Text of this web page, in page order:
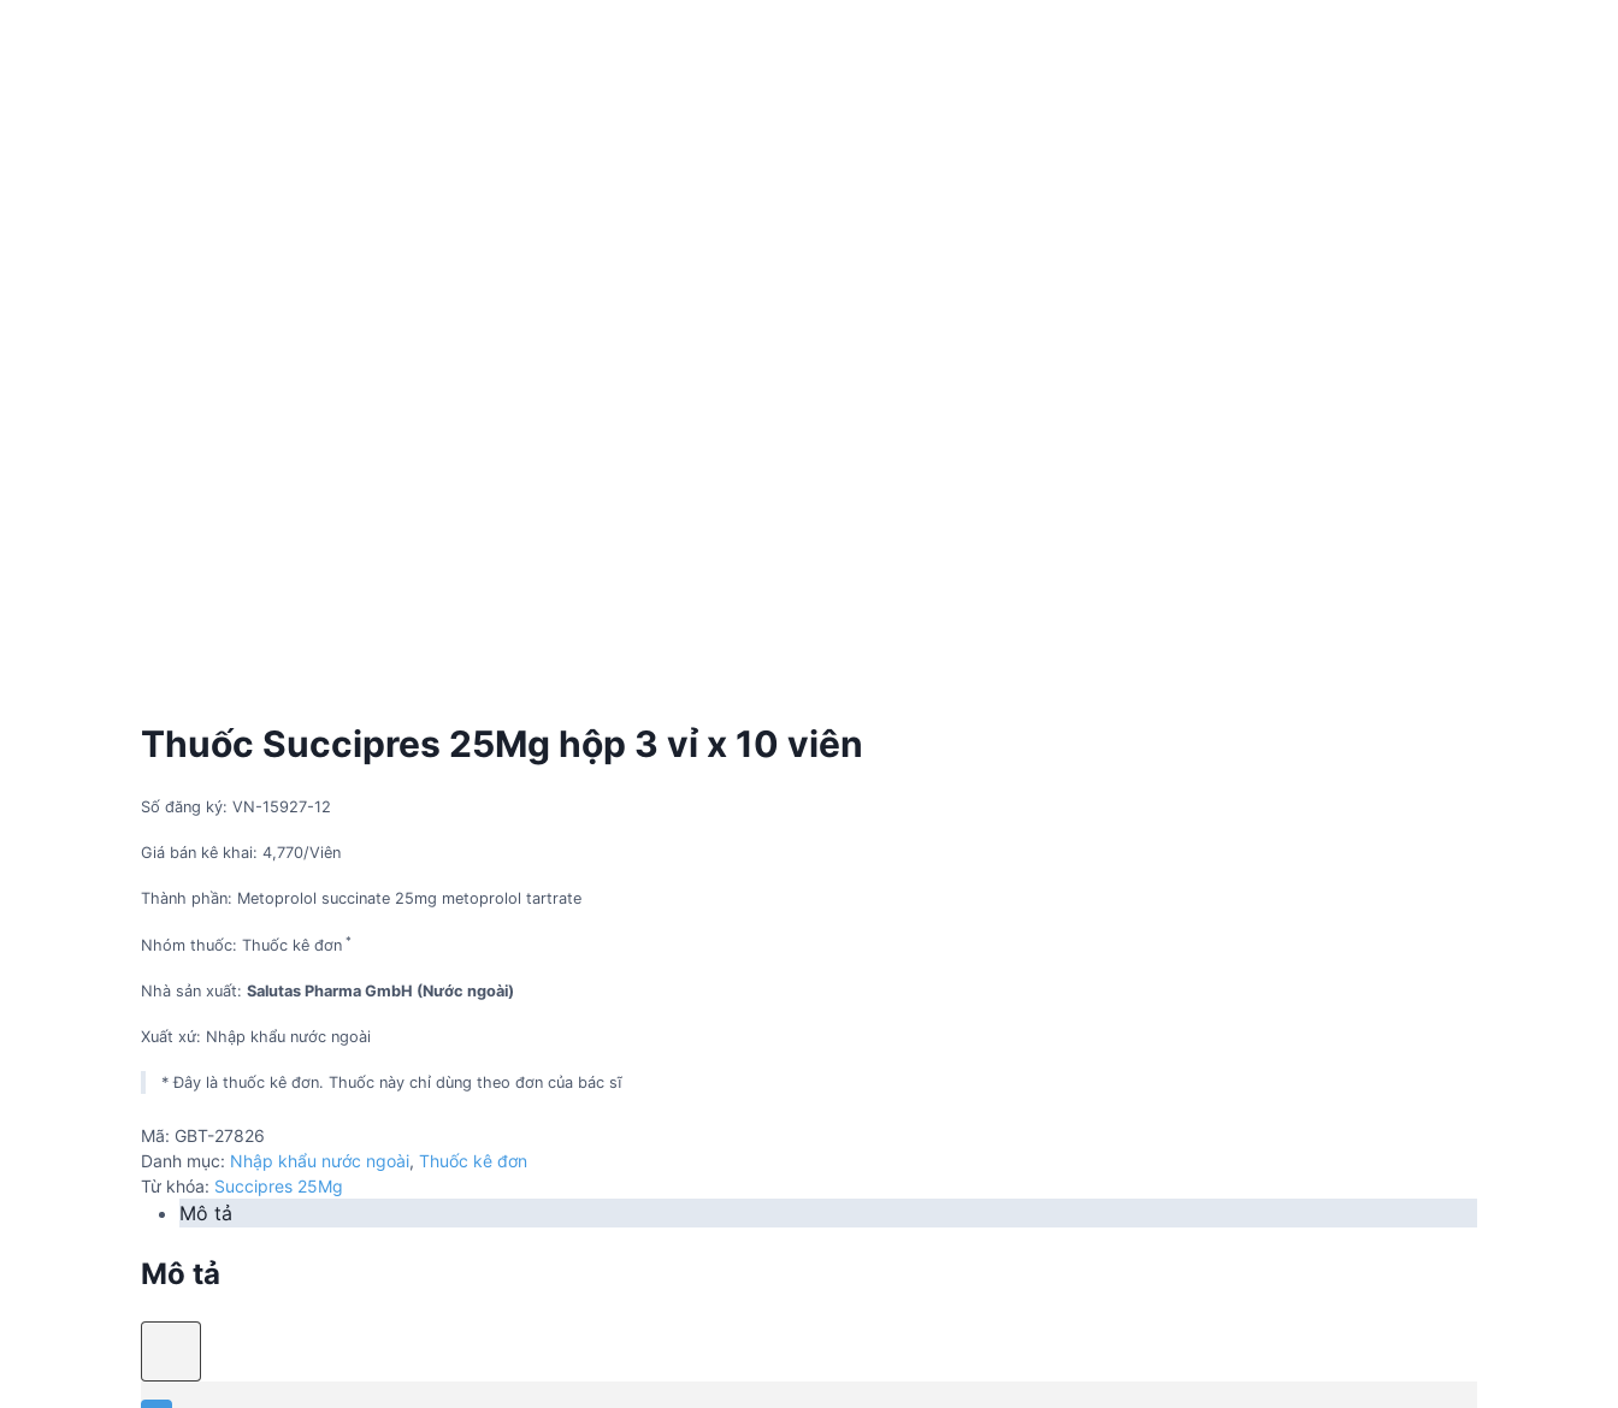
Thuốc Succipres 25Mg hộp 3 vỉ x 10 viên
Số đăng ký: VN-15927-12
Giá bán kê khai: 4,770/Viên
Thành phần: Metoprolol succinate 25mg metoprolol tartrate
Nhóm thuốc: Thuốc kê đơn *
Nhà sản xuất: Salutas Pharma GmbH (Nước ngoài)
Xuất xứ: Nhập khẩu nước ngoài
* Đây là thuốc kê đơn. Thuốc này chỉ dùng theo đơn của bác sĩ
Mã: GBT-27826
Danh mục: Nhập khẩu nước ngoài, Thuốc kê đơn
Từ khóa: Succipres 25Mg
Mô tả
Mô tả